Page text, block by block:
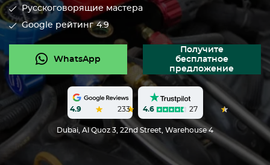
Русскоговорящие мастера
Google рейтинг 4.9
WhatsApp
Получите
бесплатное
предложение
4.9 233 4.6 27
Dubai, Al Quoz 3, 22nd Street, Warehouse 4